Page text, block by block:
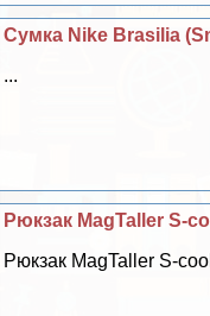
Сумка Nike Brasilia
...
Рюкзак MagTaller S-
Рюкзак MagTaller S-